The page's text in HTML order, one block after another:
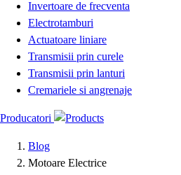
Invertoare de frecventa
Electrotamburi
Actuatoare liniare
Transmisii prin curele
Transmisii prin lanturi
Cremariele si angrenaje
Producatori
Blog
Motoare Electrice